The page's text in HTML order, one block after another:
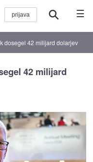
☰
dosegel 42 milijard dolarjev
42 milijard